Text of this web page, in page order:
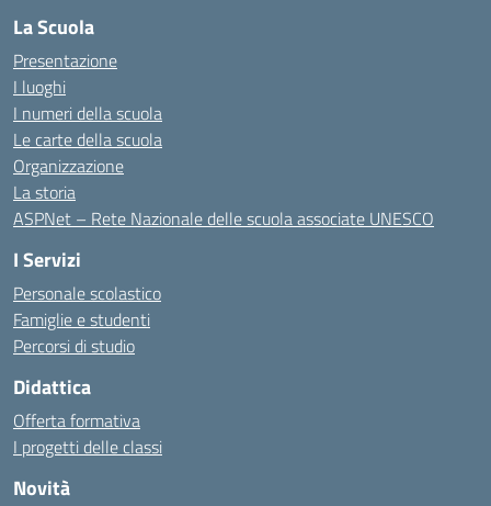
La Scuola
Presentazione
I luoghi
I numeri della scuola
Le carte della scuola
Organizzazione
La storia
ASPNet – Rete Nazionale delle scuola associate UNESCO
I Servizi
Personale scolastico
Famiglie e studenti
Percorsi di studio
Didattica
Offerta formativa
I progetti delle classi
Novità